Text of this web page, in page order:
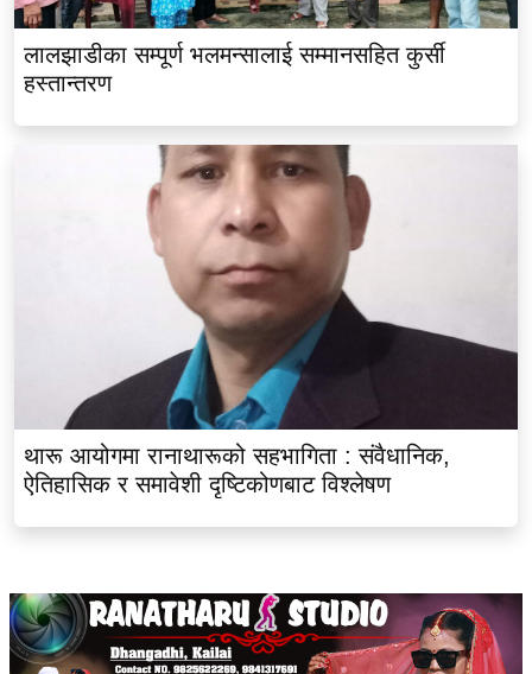
लालझाडीका सम्पूर्ण भलमन्सालाई सम्मानसहित कुर्सी
हस्तान्तरण
थारू आयोगमा रानाथारूको सहभागिता : संवैधानिक,
ऐतिहासिक र समावेशी दृष्टिकोणबाट विश्लेषण